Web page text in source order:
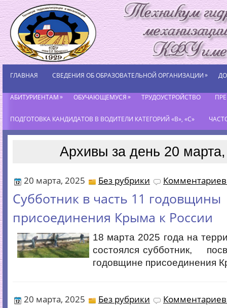
ГЛАВНАЯ СВЕДЕНИЯ ОБ ОБРАЗОВАТЕЛЬНОЙ ОРГАНИЗАЦИИ»
АБИТУРИЕНТАМ» ОБУЧАЮЩЕМУСЯ» ТРУДОУСТРОЙСТВО
ПОДГОТОВКА КАНДИДАТОВ В ВОДИТЕЛИ КАТЕГОРИЙ «В», «С»
Архивы за день 20
20 марта, 2025 Без рубрики Комментариев
Субботник в часть 11 годовщины
присоединения Крыма к России
18 марта 2025 года на
состоялся субботник,
годовщине присоединения
20 марта, 2025 Без рубрики Комментариев